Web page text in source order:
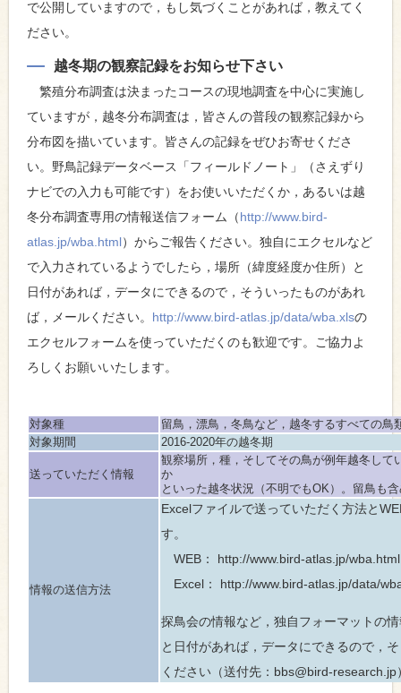
で公開していますので，もし気づくことがあれば，教えてく
ださい。
越冬期の観察記録をお知らせ下さい
繁殖分布調査は決まったコースの現地調査を中心に実施し
ていますが，越冬分布調査は，皆さんの普段の観察記録から
分布図を描いています。皆さんの記録をぜひお寄せくださ
い。野鳥記録データベース「フィールドノート」（さえずり
ナビでの入力も可能です）をお使いいただくか，あるいは越
冬分布調査専用の情報送信フォーム（http://www.bird-
atlas.jp/wba.html）からご報告ください。独自にエクセルなど
で入力されているようでしたら，場所（緯度経度か住所）と
日付があれば，データにできるので，そういったものがあれ
ば，メールください。 http://www.bird-atlas.jp/data/wba.xlsの
エクセルフォームを使っていただくのも歓迎です。ご協力よ
ろしくお願いいたします。
対象種
留鳥，漂鳥，冬鳥など，越冬するすべての鳥
対象期間
2016-2020年の越冬期
送っていただく情報
観察場所，種，そしてその鳥が例年越冬して
か
といった越冬状況（不明でもOK）。留鳥も
情報の送信方法
Excelファイルで送っていただく方法と
す。
WEB： http://www.bird-atlas.jp/wba.html
Excel： http://www.bird-atlas.jp/data/
探鳥会の情報など，独自フォーマットの
と日付があれば，データにできるので，
ください（送付先：bbs@bird-research.jp